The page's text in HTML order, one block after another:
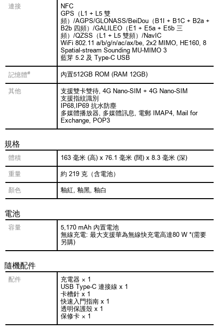
連接
NFC
GPS（L1 + L5 雙
頻）/AGPS/GLONASS/BeiDou（B1I + B1C + B2a +
B2b 四頻）/GALILEO（E1 + E5a + E5b 三
頻）/QZSS（L1 + L5 雙頻）/NavIC
WiFi 802.11 a/b/g/n/ac/ax/be, 2x2 MIMO, HE160, 8
Spatial-stream Sounding MU-MIMO 3
藍芽 5.2 及 Type-C USB
記憶體# 內置512GB ROM (RAM 12GB)
其他
支援雙卡雙待, 4G Nano-SIM + 4G Nano-SIM
支援指紋識別
IP68,IP69 抗水防塵
多媒體播放器, 多媒體訊息, 電郵 IMAP4, Mail for
Exchange, POP3
規格
體積 163 毫米 (高) x 76.1 毫米 (闊) x 8.3 毫米 (深)
重量 約 219 克（含電池）
顏色 釉紅, 釉黑, 釉白
電池
容量
5,170 mAh 內置電池
無線充電: 最大支援華為無線快充電高達80 W *(需要
另購)
隨機配件
配件
充電器 × 1
USB Type-C 連接線 x 1
卡槽針 x 1
快速入門指南 x 1
透明保護殼 x 1
保修卡 × 1